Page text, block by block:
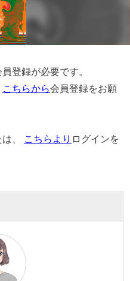
登録が必要です。
こちらから会員登録をお願
、 こちらより ログインを